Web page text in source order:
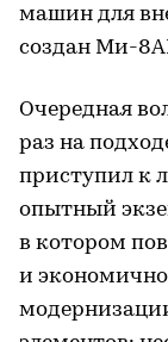
машин для
создан Ми-
Очередная
раз на
приступил к
опытный
в котором
и